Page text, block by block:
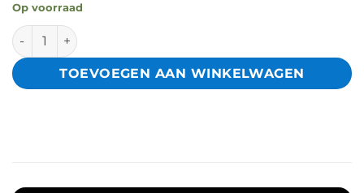
Op voorraad
Oral B Kids Princess Opzetborstel 2 stuks aantal
TOEVOEGEN AAN WINKELWAGEN